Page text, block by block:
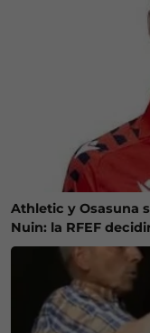
Athletic y Osasuna
Nuin: la RFEF